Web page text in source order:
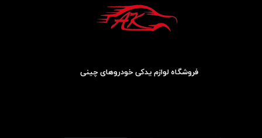
فروشگاه لوازم یدکی خودروهای چینی